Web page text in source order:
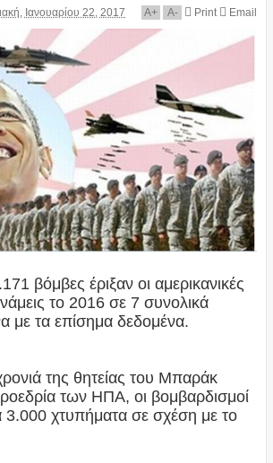
Ιανουαρίου 22, 2017 A+ A- Print Email
βόμβες έριξαν οι αμερικανικές
το 2016 σε 7 συνολικά
τα επίσημα δεδομένα.
της θητείας του Μπαράκ
των ΗΠΑ, οι βομβαρδισμοί
3.000 χτυπήματα σε σχέση με το